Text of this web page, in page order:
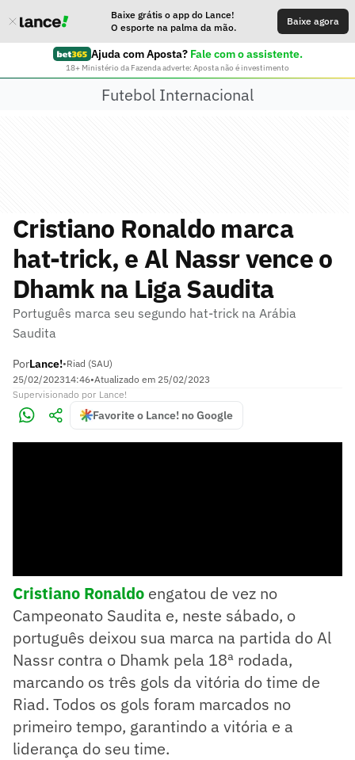
Baixe grátis o app do Lance!
O esporte na palma da mão.
Baixe agora
Ajuda com Aposta? Fale com o assistente.
18+ Ministério da Fazenda adverte: Aposta não é investimento
Futebol Internacional
Cristiano Ronaldo marca
hat-trick, e Al Nassr vence o
Dhamk na Liga Saudita
Português marca seu segundo hat-trick na Arábia
Saudita
PorLance!•Riad (SAU)
25/02/202314:46•Atualizado em 25/02/2023
Supervisionado por Lance!
Favorite o Lance! no Google
Cristiano Ronaldo engatou de vez no
Campeonato Saudita e, neste sábado, o
português deixou sua marca na partida do Al
Nassr contra o Dhamk pela 18ª rodada,
marcando os três gols da vitória do time de
Riad. Todos os gols foram marcados no
primeiro tempo, garantindo a vitória e a
liderança do seu time.